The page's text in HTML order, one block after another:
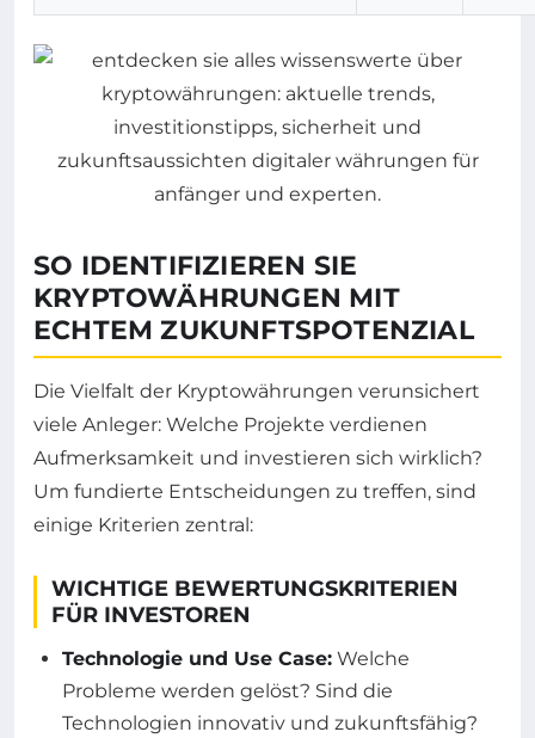
SO IDENTIFIZIEREN SIE
KRYPTOWÄHRUNGEN MIT
ECHTEM ZUKUNFTSPOTENZIAL
Die Vielfalt der Kryptowährungen verunsichert
viele Anleger: Welche Projekte verdienen
Aufmerksamkeit und investieren sich wirklich?
Um fundierte Entscheidungen zu treffen, sind
einige Kriterien zentral:
WICHTIGE BEWERTUNGSKRITERIEN
FÜR INVESTOREN
Technologie und Use Case: Welche
Probleme werden gelöst? Sind die
Technologien innovativ und zukunftsfähig?